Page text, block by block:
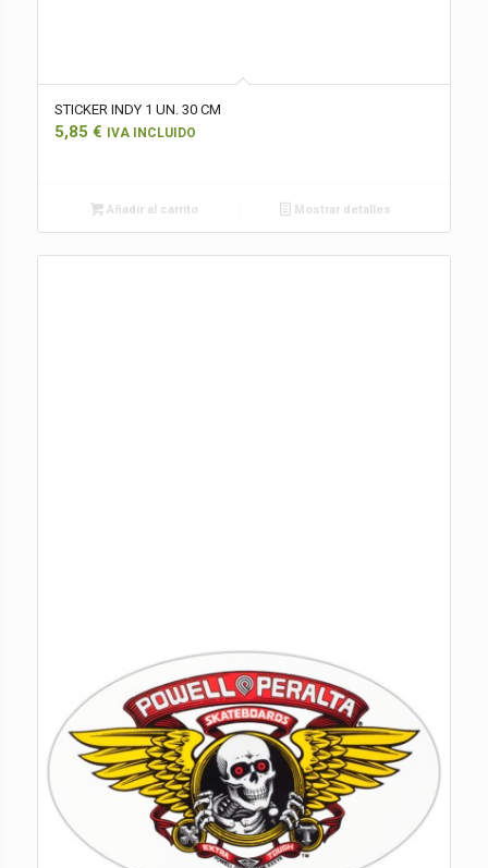
STICKER INDY 1 UN. 30 CM
5,85 € IVA INCLUIDO
Añadir al carrito Mostrar detalles